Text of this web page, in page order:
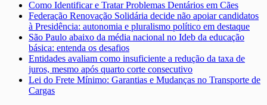
Como Identificar e Tratar Problemas Dentários em Cães
Federação Renovação Solidária decide não apoiar candidatos
à Presidência: autonomia e pluralismo político em destaque
São Paulo abaixo da média nacional no Ideb da educação
básica: entenda os desafios
Entidades avaliam como insuficiente a redução da taxa de
juros, mesmo após quarto corte consecutivo
Lei do Frete Mínimo: Garantias e Mudanças no Transporte de
Cargas